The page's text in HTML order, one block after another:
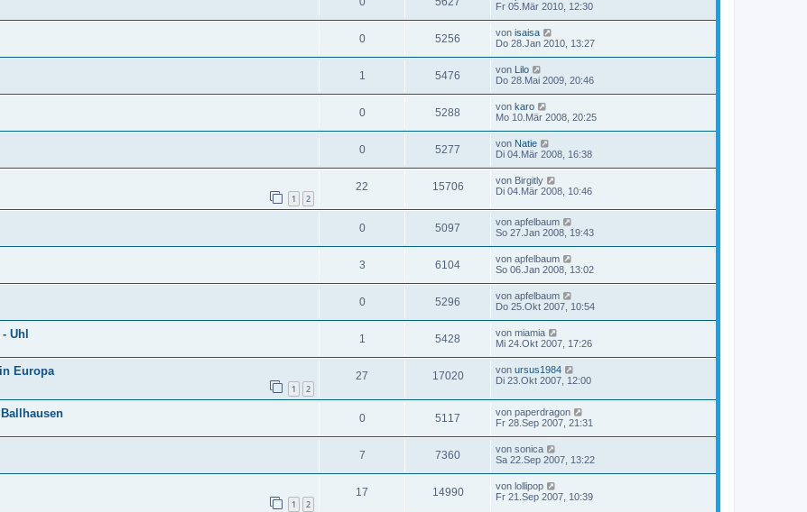
Fr 05.Mär 2010, 12:30
0 5256 von isaisa
Do 28.Jan 2010, 13:27
1 5476 von Lilo
Do 28.Mai 2009, 20:46
0 5288 von karo
Mo 10.Mär 2008, 20:25
0 5277 von Natie
Di 04.Mär 2008, 16:38
1 2
22 15706 von Birgitly
Di 04.Mär 2008, 10:46
0 5097 von apfelbaum
So 27.Jan 2008, 19:43
3 6104 von apfelbaum
So 06.Jan 2008, 13:02
0 5296 von apfelbaum
Do 25.Okt 2007, 10:54
Uhl 1 5428 von miamia
Mi 24.Okt 2007, 17:26
Europa
1 2
27 17020 von ursus1984
Di 23.Okt 2007, 12:00
0 5117 von paperdragon
Fr 28.Sep 2007, 21:31
7 7360 von sonica
Sa 22.Sep 2007, 13:22
1 2
17 14990 von lollipop
Fr 21.Sep 2007, 10:39